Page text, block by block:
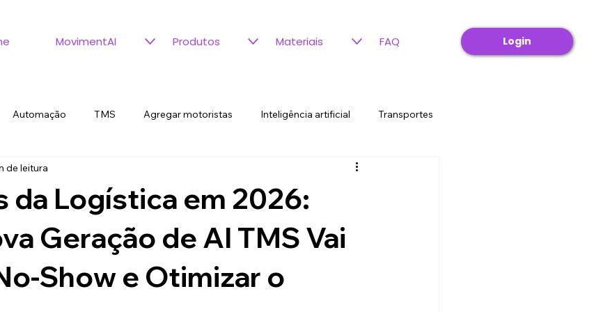
MovimentAI Produtos Materiais FAQ Login
Automação TMS Agregar motoristas Inteligência artificial Transportes
Gestão motoristas agregados
da Logística em 2026:
Geração de AI TMS Vai
e Otimizar o
de leitura